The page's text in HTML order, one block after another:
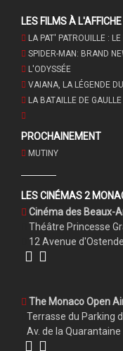
LES FILMS À L'AFFICHE
LA PAT' PATROUILLE :
SPIDER-MAN: BRAND
L'ODYSSÉE
VAIANA, LA LÉGENDE
LA BATAILLE DE
PROCHAINEMENT
MUTINY
LES CINÉMAS 2
Cinéma des Beaux-
Théâtre Princesse
12 Avenue
The Monaco Open
Terrasse du Parking
Av. de la